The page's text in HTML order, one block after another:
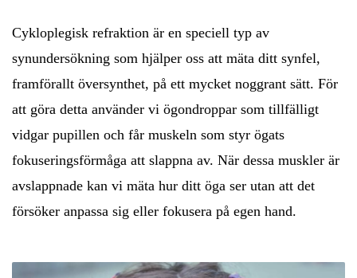
Cykloplegisk refraktion är en speciell typ av
synundersökning som hjälper oss att mäta ditt synfel,
framförallt översynthet, på ett mycket noggrant sätt. För
att göra detta använder vi ögondroppar som tillfälligt
vidgar pupillen och får muskeln som styr ögats
fokuseringsförmåga att slappna av. När dessa muskler är
avslappnade kan vi mäta hur ditt öga ser utan att det
försöker anpassa sig eller fokusera på egen hand.